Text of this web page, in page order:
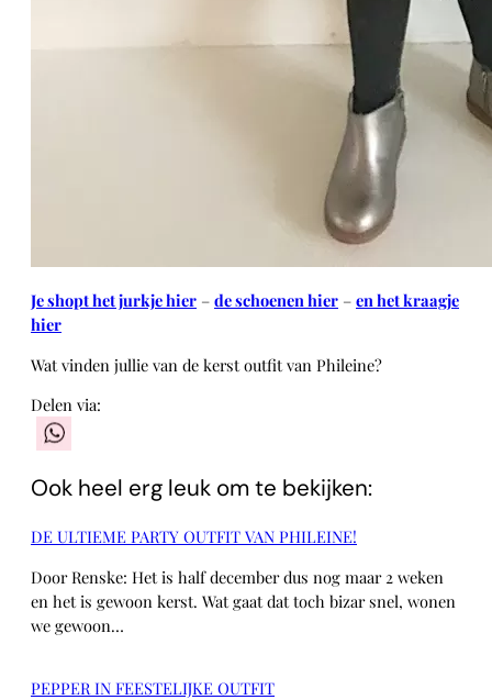
Je shopt het jurkje hier – de schoenen hier – en het kraagje
hier
Wat vinden jullie van de kerst outfit van Phileine?
Delen via:
Ook heel erg leuk om te bekijken:
DE ULTIEME PARTY OUTFIT VAN PHILEINE!
Door Renske: Het is half december dus nog maar 2 weken
en het is gewoon kerst. Wat gaat dat toch bizar snel, wonen
we gewoon…
PEPPER IN FEESTELIJKE OUTFIT